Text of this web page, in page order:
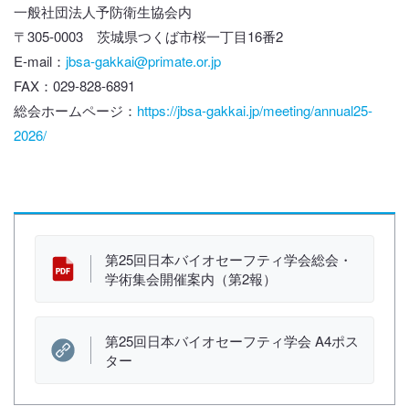
一般社団法人予防衛生協会内
〒305-0003 茨城県つくば市桜一丁目16番2
E-mail： jbsa-gakkai@primate.or.jp
FAX：029-828-6891
総会ホームページ： https://jbsa-gakkai.jp/meeting/annual25-
2026/
第25回日本バイオセーフティ学会総会・
学術集会開催案内（第2報）
第25回日本バイオセーフティ学会 A4ポス
ター